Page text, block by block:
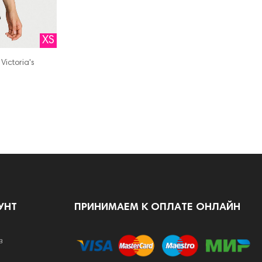
XS
ПРИНИМАЕМ К ОПЛАТЕ ОНЛАЙН